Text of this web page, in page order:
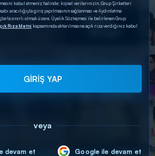
kabul etmeniz halinde; kişisel verilerinizin, Grup Şirketleri
aracılığıyla giriş yapılmasının sağlanması ve Aydınlatma
sınırlı olmak üzere, Üyelik Sözleşmesi ile belirlenen Grup
Rıza Metni kapsamında aktarılmasına açık rıza verdiğiniz kabul
GİRİŞ YAP
veya
devam et Google ile devam et